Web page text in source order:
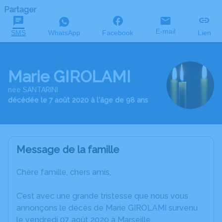
Partager
SMS WhatsApp Facebook E-mail Lien
Marie GIROLAMI
née SANTARINI
décédée le 7 août 2020 à l'âge de 98 ans
Message de la famille
Chère famille, chers amis,
C’est avec une grande tristesse que nous vous
annonçons le décès de Marie GIROLAMI survenu
le vendredi 07 août 2020 à Marseille.